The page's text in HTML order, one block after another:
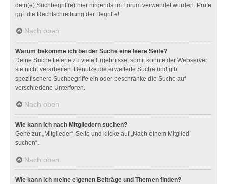
dein(e) Suchbegriff(e) hier nirgends im Forum verwendet wurden. Prüfe
ggf. die Rechtschreibung der Begriffe!
Nach oben
Warum bekomme ich bei der Suche eine leere Seite?
Deine Suche lieferte zu viele Ergebnisse, somit konnte der Webserver
sie nicht verarbeiten. Benutze die erweiterte Suche und gib
spezifischere Suchbegriffe ein oder beschränke die Suche auf
verschiedene Unterforen.
Nach oben
Wie kann ich nach Mitgliedern suchen?
Gehe zur „Mitglieder“-Seite und klicke auf „Nach einem Mitglied
suchen“.
Nach oben
Wie kann ich meine eigenen Beiträge und Themen finden?